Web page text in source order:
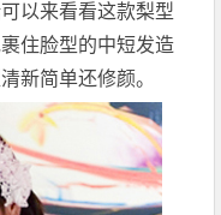
以来看看这款梨型
住脸型的中短发造
新简单还修颜。